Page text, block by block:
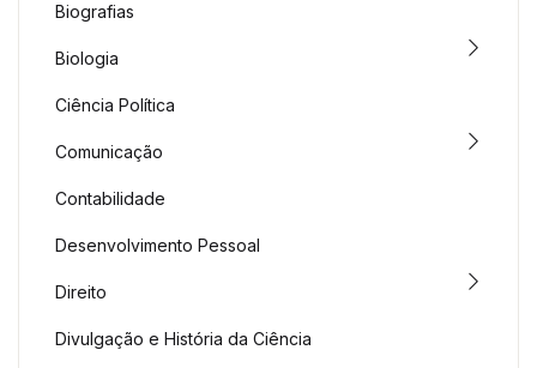
Biografias
Biologia
Ciência Política
Comunicação
Contabilidade
Desenvolvimento Pessoal
Direito
Divulgação e História da Ciência